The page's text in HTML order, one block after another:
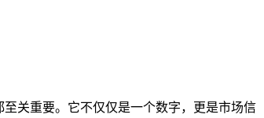
至关重要。它不仅仅是一个数字，更是市场信